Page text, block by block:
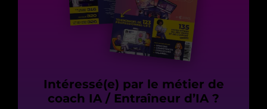
Intéressé(e) par le métier de
coach IA / Entraîneur d’IA ?